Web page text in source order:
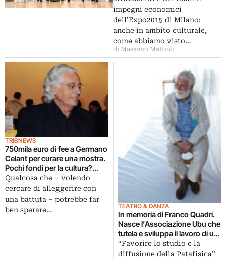
euro
impegni economici
dell’Expo2015 di Milano:
anche in ambito culturale,
come abbiamo visto…
di Massimo Mattioli
TRIBNEWS
750mila euro di fee a Germano
Celant per curare una mostra.
Pochi fondi per la cultura?
Falso. Basta analizzare le
elargizioni di Expo2015
Qualcosa che – volendo
cercare di alleggerire con
una battuta – potrebbe far
ben sperare…
TEATRO & DANZA
In memoria di Franco Quadri.
Nasce l’Associazione Ubu che
tutela e sviluppa il lavoro di un
grande uomo di teatro. Sulle
tracce della Patafisica
“Favorire lo studio e la
diffusione della Patafisica”